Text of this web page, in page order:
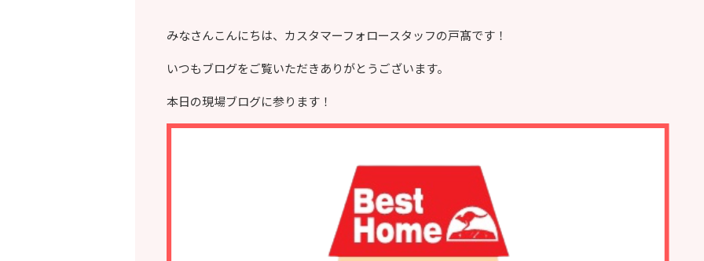
みなさんこんにちは、カスタマーフォロースタッフの戸髙です！
いつもブログをご覧いただきありがとうございます。
本日の現場ブログに参ります！